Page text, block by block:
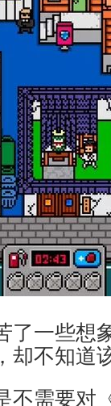
了一些想
却不知道
不需要对